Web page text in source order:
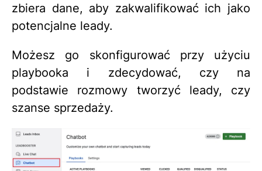
zbiera dane, aby zakwalifikować ich jako
potencjalne leady.
Możesz go skonfigurować przy użyciu
playbooka i zdecydować, czy na
podstawie rozmowy tworzyć leady, czy
szanse sprzedaży.